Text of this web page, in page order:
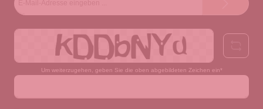
Um weiterzugehen, geben Sie die oben abgebildeten Zeichen ein*